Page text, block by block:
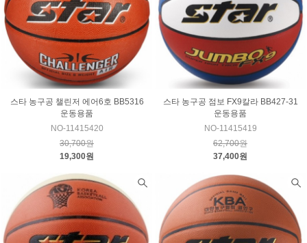
스타 농구공 챌린저 에어6호 BB5316
운동용품
NO-11415420
30,700원
19,300원
스타 농구공 점보 FX9칼라 BB427-31
운동용품
NO-11415419
62,700원
37,400원